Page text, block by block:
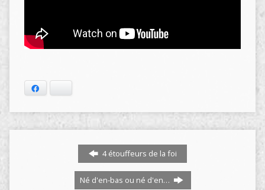
4 étouffeurs de la foi
Né d'en-bas ou né d'en…